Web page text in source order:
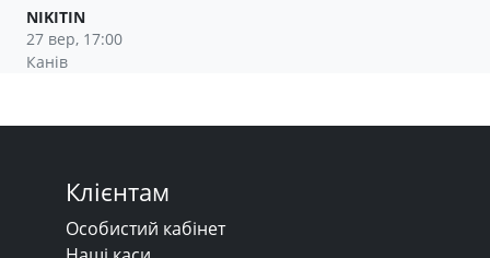
NIKITIN
27 вер, 17:00
Канів
Клієнтам
Особистий кабінет